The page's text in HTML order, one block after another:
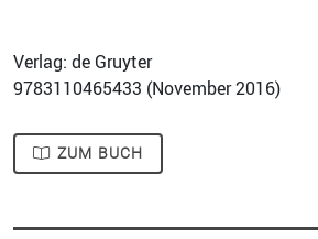
Verlag: de Gruyter
9783110465433 (November 2016)
ZUM BUCH